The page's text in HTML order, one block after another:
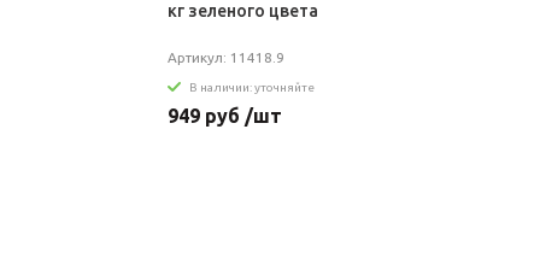
кг зеленого цвета
Артикул: 11418.9
В наличии: уточняйте
949 руб /шт